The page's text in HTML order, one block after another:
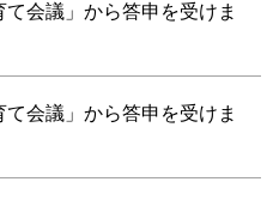
て会議」から答申を受けま
て会議」から答申を受けま